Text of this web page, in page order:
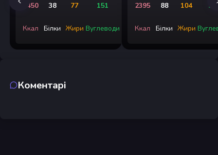
1450
Ккал
38
Білки
77
Жири
151
Вуглеводи
2395
Ккал
88
Білки
104
Жири
Коментарі